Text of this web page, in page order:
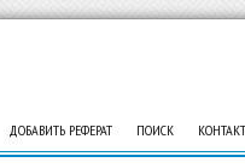
ДОБАВИТЬ РЕФЕРАТ ПОИСК